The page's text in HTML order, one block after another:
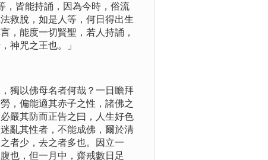
，皆能持誦，因為今時，俗流
救脫，如是人等，何日得出生
，能度一切賢聖，若人持誦，
神咒之王也。」
獨以佛母名者何哉？一日瞻拜
，偏能適其赤子之性，諸佛之
嚴其防而正告之曰，人生好色
亂其性者，不能成佛，爾於清
者少，去之者多也。因立一
也，但一月中，齋戒數日足